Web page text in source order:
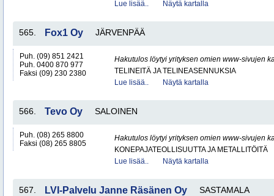
Lue lisää..
Näytä kartalla
565. Fox1 Oy JÄRVENPÄÄ
Puh. (09) 851 2421
Puh. 0400 870 977
Faksi (09) 230 2380
Hakutulos löytyi yrityksen omien www-sivujen
TELINEITÄ JA TELINEASENNUKSIA
Lue lisää..
Näytä kartalla
566. Tevo Oy SALOINEN
Puh. (08) 265 8800
Faksi (08) 265 8805
Hakutulos löytyi yrityksen omien www-sivujen
KONEPAJATEOLLISUUTTA JA METALLITÖITÄ
Lue lisää..
Näytä kartalla
567. LVI-Palvelu Janne Räsänen Oy SASTAMALA